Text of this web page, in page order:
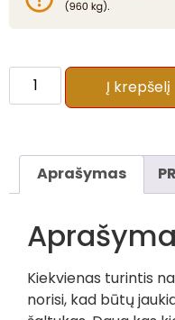
Į krepšelį
Aprašymas
Kiekvienas turintis
norisi, kad būtų